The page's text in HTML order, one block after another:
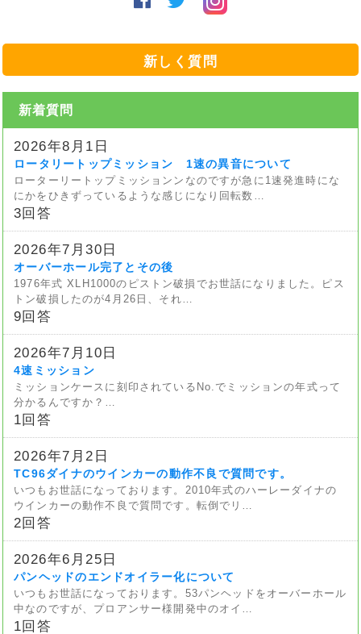
新しく質問
新着質問
2026年8月1日
ロータリートップミッション 1速の異音について
ローターリートップミッションンなのですが急に1速発進時にな
にかをひきずっているような感じになり回転数…
3回答
2026年7月30日
オーバーホール完了とその後
1976年式 XLH1000のピストン破損でお世話になりました。ピス
トン破損したのが4月26日、それ…
9回答
2026年7月10日
4速ミッション
ミッションケースに刻印されているNo.でミッションの年式って
分かるんですか？…
1回答
2026年7月2日
TC96ダイナのウインカーの動作不良で質問です。
いつもお世話になっております。2010年式のハーレーダイナの
ウインカーの動作不良で質問です。転倒でリ…
2回答
2026年6月25日
パンヘッドのエンドオイラー化について
いつもお世話になっております。53パンヘッドをオーバーホール
中なのですが、プロアンサー様開発中のオイ…
1回答